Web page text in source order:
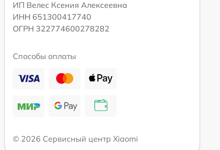
ИП Велес Ксения Алексеевна
ИНН 651300417740
ОГРН 322774600278282
Способы оплаты
© 2026 Сервисный центр Xiaomi